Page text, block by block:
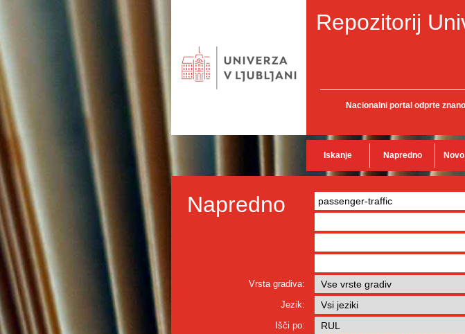
Repozitorij
Nacionalni portal odprte
Iskanje Napredno
Napredno
Vrsta gradiva:
Jezik:
Išči po: